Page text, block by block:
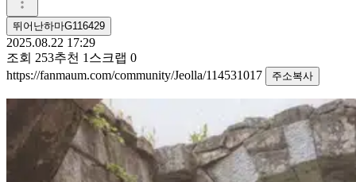
뛰어난하마G116429
2025.08.22 17:29
조회 253추천 1 스크랩 0
https://fanmaum.com/community/Jeolla/114531017
주소복사